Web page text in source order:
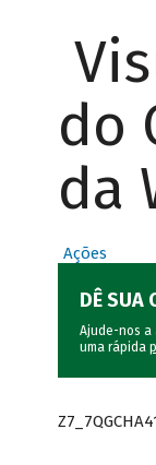
do
da
Ações
DÊ SUA
Ajude-nos a
uma rápida